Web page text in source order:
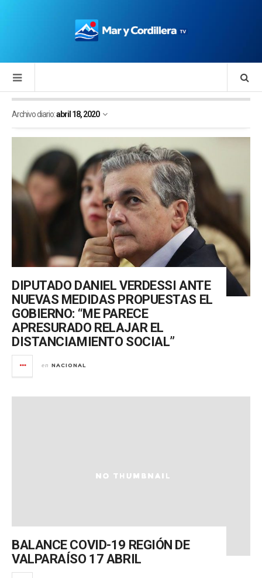
Archivo diario:abril 18, 2020
DIPUTADO DANIEL VERDESSI ANTE
NUEVAS MEDIDAS PROPUESTAS EL
GOBIERNO: “ME PARECE
APRESURADO RELAJAR EL
DISTANCIAMIENTO SOCIAL”
en NACIONAL
BALANCE COVID-19 REGIÓN DE
VALPARAÍSO 17 ABRIL